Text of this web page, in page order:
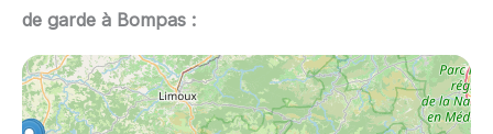
de garde à Bompas :